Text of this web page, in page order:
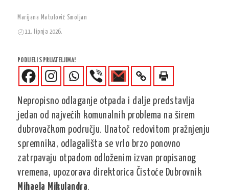
Marijana Matulović Smoljan
11. lipnja 2026.
PODIJELI S PRIJATELJIMA!
Nepropisno odlaganje otpada i dalje predstavlja
jedan od najvećih komunalnih problema na širem
dubrovačkom području. Unatoč redovitom pražnjenju
spremnika, odlagališta se vrlo brzo ponovno
zatrpavaju otpadom odloženim izvan propisanog
vremena, upozorava direktorica Čistoće Dubrovnik
Mihaela Mikulandra.